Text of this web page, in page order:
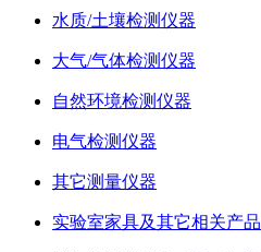
水质/土壤检测仪器
大气/气体检测仪器
自然环境检测仪器
电气检测仪器
其它测量仪器
实验室家具及其它相关产品